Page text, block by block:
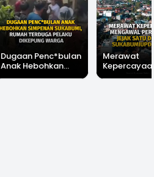
Dugaan Penc*bulan
Anak Hebohkan
Simpenan
Merawat
Kepercayaan,
Mengawal